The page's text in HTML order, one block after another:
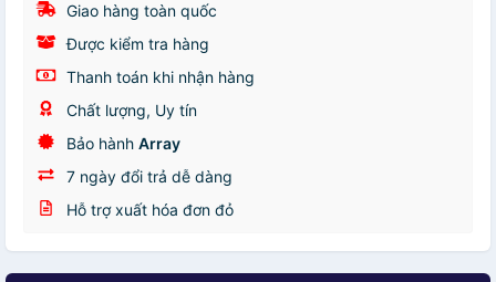
Giao hàng toàn quốc
Được kiểm tra hàng
Thanh toán khi nhận hàng
Chất lượng, Uy tín
Bảo hành Array
7 ngày đổi trả dễ dàng
Hỗ trợ xuất hóa đơn đỏ